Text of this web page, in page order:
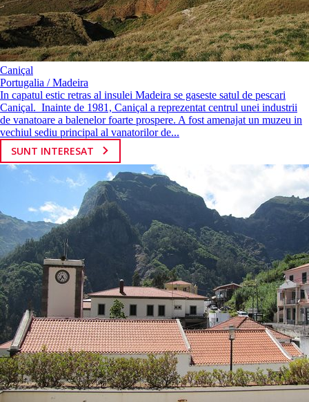
Caniçal
Portugalia / Madeira
In capatul estic retras al insulei Madeira se gaseste satul de pescari
Caniçal. Inainte de 1981, Caniçal a reprezentat centrul unei industrii
de vanatoare a balenelor foarte prospere. A fost amenajat un muzeu in
vechiul sediu principal al vanatorilor de...
SUNT INTERESAT